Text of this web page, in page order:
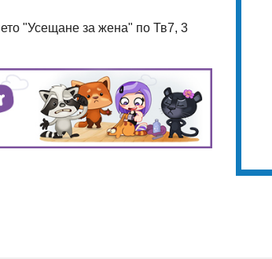
"Усещане за жена" по Тв7, 3